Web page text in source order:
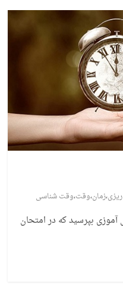
ریزی،زمان،وقت،وقت شناسی
بپرسید که در امتحان